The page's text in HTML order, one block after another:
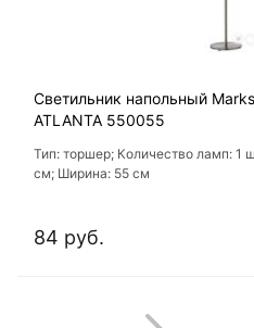
Светильник напольный
ATLANTA 550055
Тип: торшер; Количество ламп: 1
см; Ширина: 55 см
84 руб.